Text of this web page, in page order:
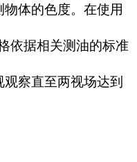
的色度。在使用
依据相关测油的标准
察直至两视场达到